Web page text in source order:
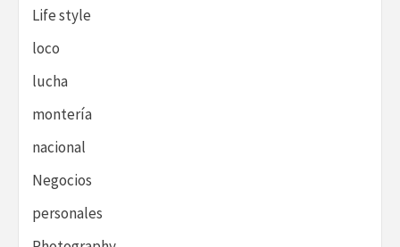
Life style
loco
lucha
montería
nacional
Negocios
personales